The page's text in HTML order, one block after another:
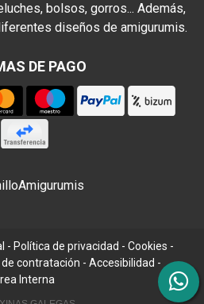
bolsos, gorros... Además,
diseños de amigurumis.
DE PAGO
Amigurumis
- Política de privacidad - Cookies -
contratación - Accesibilidad -
Interna